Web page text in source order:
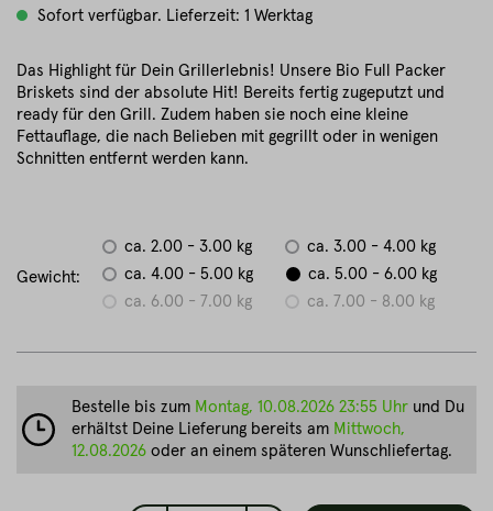
Sofort verfügbar. Lieferzeit: 1 Werktag
Das Highlight für Dein Grillerlebnis! Unsere Bio Full Packer
Briskets sind der absolute Hit! Bereits fertig zugeputzt und
ready für den Grill. Zudem haben sie noch eine kleine
Fettauflage, die nach Belieben mit gegrillt oder in wenigen
Schnitten entfernt werden kann.
Gewicht:
ca. 2.00 - 3.00 kg
ca. 3.00 - 4.00 kg
ca. 4.00 - 5.00 kg
ca. 5.00 - 6.00 kg
ca. 6.00 - 7.00 kg
ca. 7.00 - 8.00 kg
Bestelle bis zum Montag, 10.08.2026 23:55 Uhr und Du
erhältst Deine Lieferung bereits am Mittwoch,
12.08.2026 oder an einem späteren Wunschliefertag.